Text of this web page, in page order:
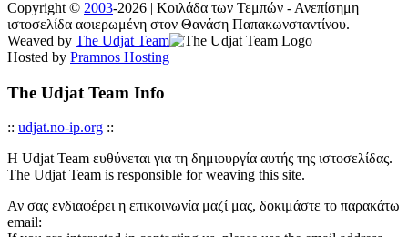
Copyright © 2003-2026 | Κοιλάδα των Τεμπών - Ανεπίσημη
ιστοσελίδα αφιερωμένη στον Θανάση Παπακωνσταντίνου.
Weaved by The Udjat Team
Hosted by Pramnos Hosting
The Udjat Team Info
:: udjat.no-ip.org ::
Η Udjat Team ευθύνεται για τη δημιουργία αυτής της ιστοσελίδας.
The Udjat Team is responsible for weaving this site.
Αν σας ενδιαφέρει η επικοινωνία μαζί μας, δοκιμάστε το παρακάτω
email: